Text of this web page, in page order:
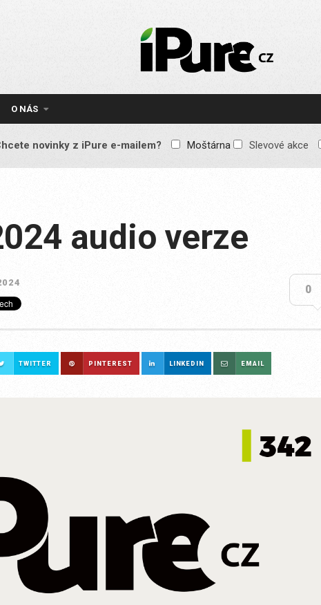
IPURE.CZ
Prémiový Apple e-
reklamy, žádné
obsah pro všechny
O NÁS
novinky z iPure e-mailem? Moštárna Slevové akce
audio verze
0
TWITTER PINTEREST LINKEDIN EMAIL